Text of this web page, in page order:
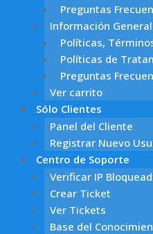
Preguntas
Información General
Políticas,
Políticas de
Preguntas
Ver carrito
Sólo Clientes
Panel del Cliente
Registrar Nuevo
Centro de Soporte
Verificar IP
Crear Ticket
Ver Tickets
Base del